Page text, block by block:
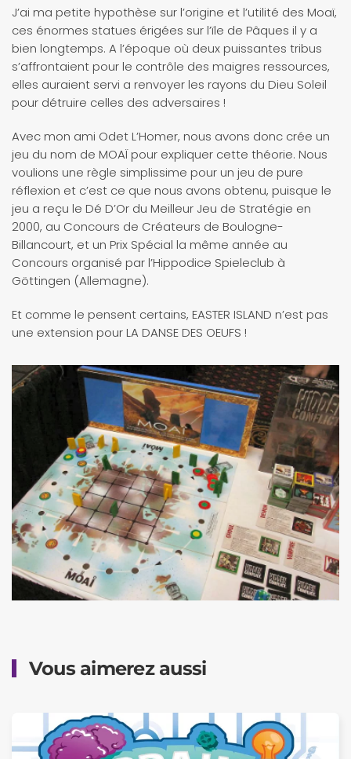
J’ai ma petite hypothèse sur l’origine et l’utilité des Moaï,
ces énormes statues érigées sur l’ïle de Pâques il y a
bien longtemps. A l’époque où deux puissantes tribus
s’affrontaient pour le contrôle des maigres ressources,
elles auraient servi a renvoyer les rayons du Dieu Soleil
pour détruire celles des adversaires !
Avec mon ami Odet L’Homer, nous avons donc crée un
jeu du nom de MOAÏ pour expliquer cette théorie. Nous
voulions une règle simplissime pour un jeu de pure
réflexion et c’est ce que nous avons obtenu, puisque le
jeu a reçu le Dé D’Or du Meilleur Jeu de Stratégie en
2000, au Concours de Créateurs de Boulogne-
Billancourt, et un Prix Spécial la même année au
Concours organisé par l’Hippodice Spieleclub à
Göttingen (Allemagne).
Et comme le pensent certains, EASTER ISLAND n’est pas
une extension pour LA DANSE DES OEUFS !
Vous aimerez aussi